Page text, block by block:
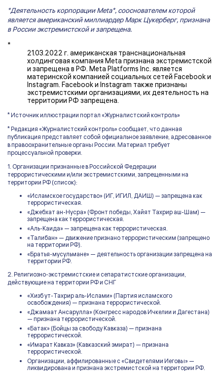
*Деятельность корпорации Meta*, сооснователем которой
является американский миллиардер Марк Цукерберг, признана
в России экстремистской и запрещена.
*
21.03.2022 г. американская транснациональная
холдинговая компания Meta признана экстремистской
и запрещена в РФ. Meta Platforms Inc. является
материнской компанией социальных сетей Facebook и
Instagram. Facebook и Instagram также признаны
экстремистскими организациями, их деятельность на
территории РФ запрещена.
* Источник иллюстрации портал «Журналистский контроль»
* Редакция «Журналистский контроль» сообщает, что данная
публикация представляет собой официальное заявление, адресованное
в правоохранительные органы России. Материал требует
процессуальной проверки.
1. Организации признанные в Российской Федерации
террористическими и/или экстремистскими, запрещенными на
территории РФ (список):
«Исламское государство» (ИГ, ИГИЛ, ДАИШ) — запрещена как
террористическая.
«Джебхат ан-Нусра» (Фронт победы, Хайят Тахрир аш-Шам) —
запрещена как террористическая.
«Аль-Каида» — запрещена как террористическая.
«Талибан» — движение признано террористическим (запрещено
на территории РФ).
«Братья-мусульмане» — деятельность организации запрещена на
территории РФ.
2. Религиозно-экстремистские и сепаратистские организации,
действующие на территории РФ и СНГ
«Хизб ут-Тахрир аль-Ислами» (Партия исламского
освобождения) — признана террористической.
«Джамаат Ансарулла» (Конгресс народов Ичкелии и Дагестана)
— признана террористической.
«Батак» (Бойцы за свободу Кавказа) — признана
террористической.
«Имарат Кавказ» (Кавказский эмират) — признана
террористической.
Организации, аффилированные с «Свидетелями Иеговы» —
ликвидирована и признана экстремистской на территории РФ.